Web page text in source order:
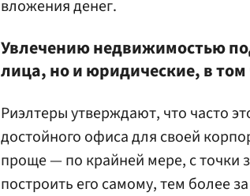
вложения денег.
Увлечению недвижимостью
лица, но и юридические, в
Риэлтеры утверждают, что часто
достойного офиса для своей
проще — по крайней мере, с точки
построить его самому, тем более